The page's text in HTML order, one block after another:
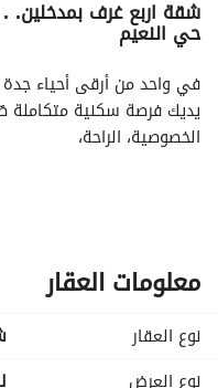
التفاصيل معلومات
شقة اربع غرف بمدخلين.
حي النعيم
الخصوصية، الراحة،
خدمات تضمن استقلاليتك
موقف سيارة خاص ومظلل.
خزان مياه مستقل كلياً
عداد كهرباء خاص ومنفصل.
معلومات العقار
نوع العقار
نوع العرض